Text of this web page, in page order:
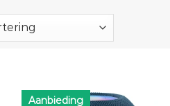
Aanbieding